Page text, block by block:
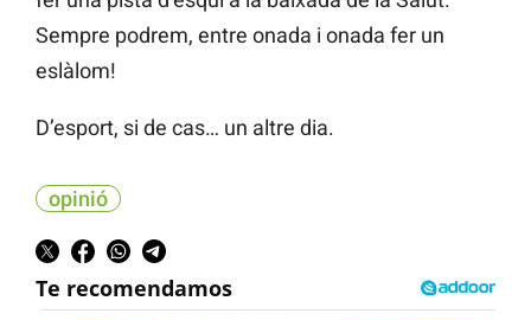
Sempre podrem, entre onada i onada fer un
eslàlom!
D’esport, si de cas… un altre dia.
opinió